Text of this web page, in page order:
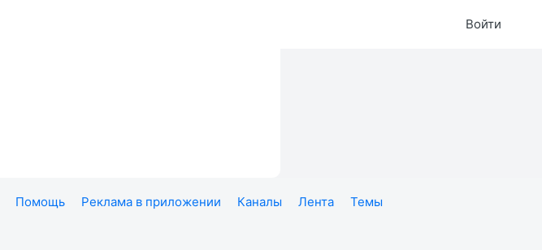
Войти
Помощь Реклама в приложении Каналы Лента
Темы